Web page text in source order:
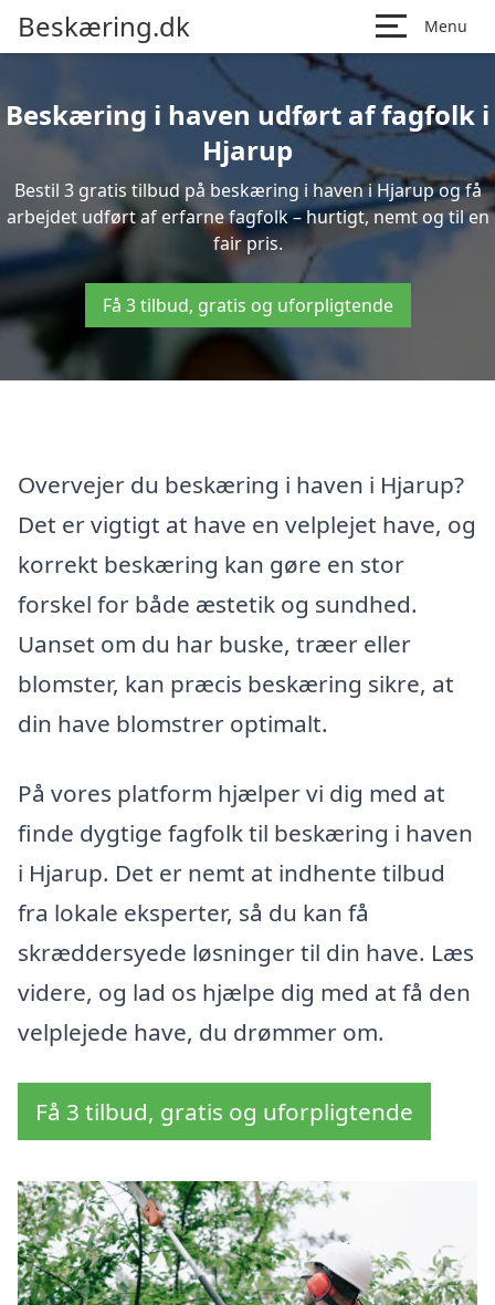
Beskæring.dk Menu
Beskæring i haven udført af fagfolk i
Hjarup
Bestil 3 gratis tilbud på beskæring i haven i Hjarup og få
arbejdet udført af erfarne fagfolk – hurtigt, nemt og til en
fair pris.
Få 3 tilbud, gratis og uforpligtende
Overvejer du beskæring i haven i Hjarup?
Det er vigtigt at have en velplejet have, og
korrekt beskæring kan gøre en stor
forskel for både æstetik og sundhed.
Uanset om du har buske, træer eller
blomster, kan præcis beskæring sikre, at
din have blomstrer optimalt.
På vores platform hjælper vi dig med at
finde dygtige fagfolk til beskæring i haven
i Hjarup. Det er nemt at indhente tilbud
fra lokale eksperter, så du kan få
skræddersyede løsninger til din have. Læs
videre, og lad os hjælpe dig med at få den
velplejede have, du drømmer om.
Få 3 tilbud, gratis og uforpligtende